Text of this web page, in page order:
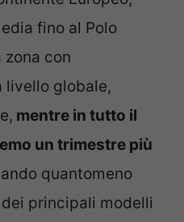
fino al Polo
zona con
livello globale,
mentre in tutto il
un trimestre più
quantomeno
principali modelli